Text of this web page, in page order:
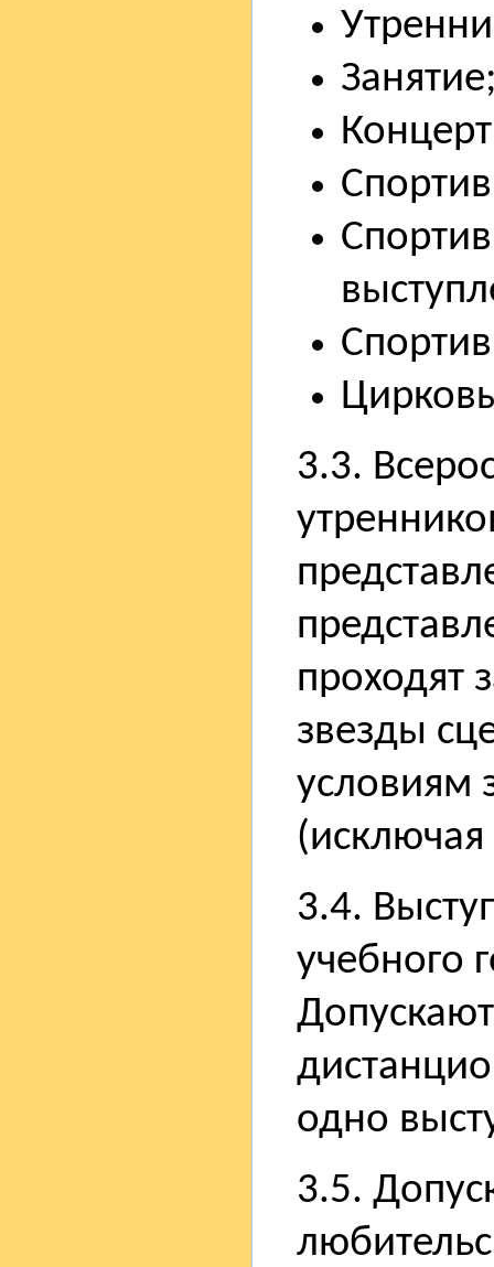
3.3.
проходят
звезды
условиям
3.4.
учебного
одно
3.5.